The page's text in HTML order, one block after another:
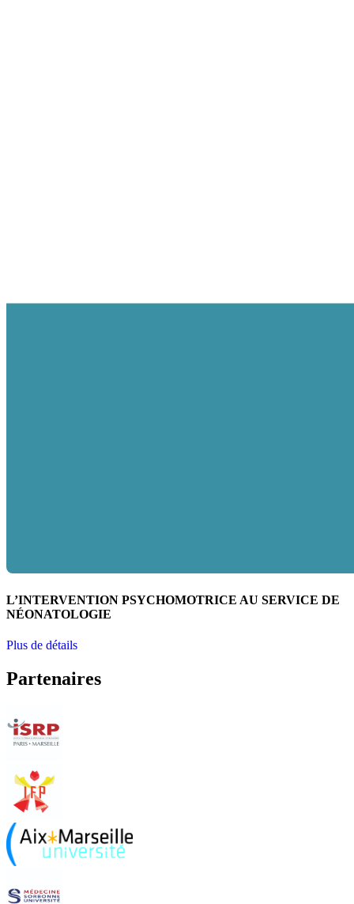
L’INTERVENTION PSYCHOMOTRICE AU SERVICE DE
NÉONATOLOGIE
Plus de détails
Partenaires